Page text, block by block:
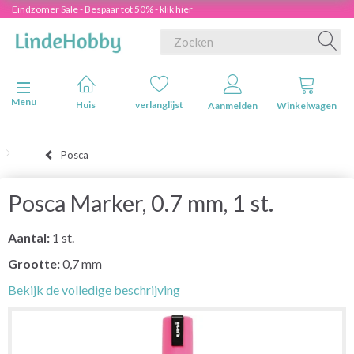
Eindzomer Sale - Bespaar tot 50% - klik hier
Navigatie in-/uitschakelen
Menu
Huis verlanglijst Aanmelden Winkelwagen
Posca
Posca Marker, 0.7 mm, 1 st.
Aantal: 1 st.
Grootte:0,7 mm
Bekijk de volledige beschrijving